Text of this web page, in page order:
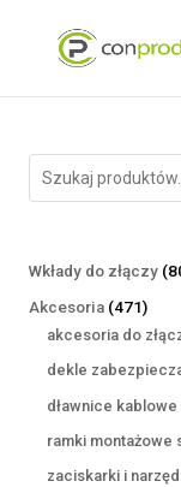
Wkłady do złączy
Akcesoria 471471
akcesoria do
dekle
dławnice kablowe
ramki montażowe
zaciskarki i